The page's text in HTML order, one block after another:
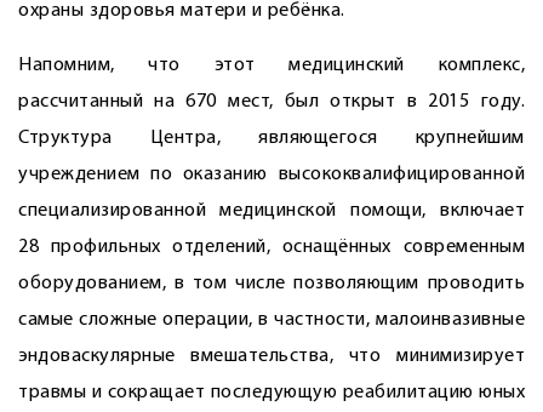
охраны здоровья матери и ребёнка.
Напомним, что этот медицинский комплекс,
рассчитанный на 670 мест, был открыт в 2015 году.
Структура Центра, являющегося крупнейшим
учреждением по оказанию высококвалифицированной
специализированной медицинской помощи, включает
28 профильных отделений, оснащённых современным
оборудованием, в том числе позволяющим проводить
самые сложные операции, в частности, малоинвазивные
эндоваскулярные вмешательства, что минимизирует
травмы и сокращает последующую реабилитацию юных